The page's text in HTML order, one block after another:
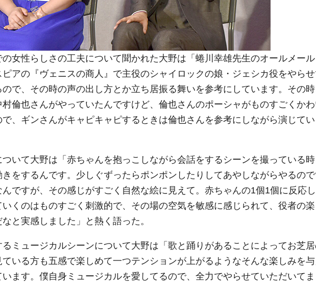
女性らしさの工夫について聞かれた大野は「蜷川幸雄先生のオールメー
アの『ヴェニスの商人』で主役のシャイロックの娘・ジェシカ役をやら
で、その時の声の出し方とか立ち居振る舞いを参考にしています。その
倫也さんがやっていたんですけど、倫也さんのポーシャがものすごくか
で、ギンさんがキャピキャピするときは倫也さんを参考にしながら演じて
いて大野は「赤ちゃんを抱っこしながら会話をするシーンを撮っている
をするんです。少しぐずったらポンポンしたりしてあやしながらやるの
ですが、その感じがすごく自然な絵に見えて。赤ちゃんの1個1個に反応し
くのはものすごく刺激的で、その場の空気を敏感に感じられて、役者の
と実感しました」と熱く語った。
ミュージカルシーンについて大野は「歌と踊りがあることによってお芝
いる方も五感で楽しめて一つテンションが上がるようなそんな楽しみを
ます。僕自身ミュージカルを愛してるので、全力でやらせていただいてま